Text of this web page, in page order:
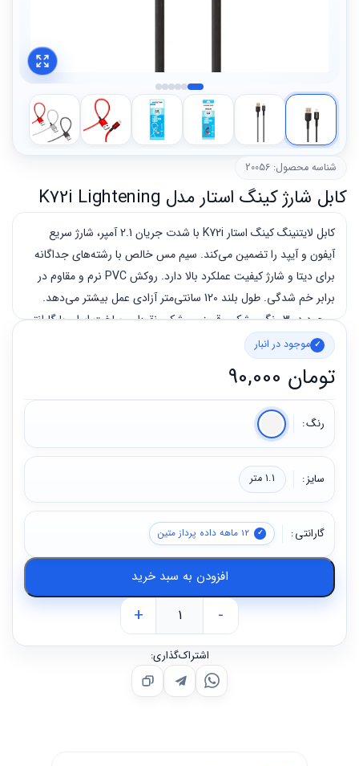
شناسه محصول: 20056
کابل شارژ کینگ استار مدل K72i Lightening
کابل لایتنینگ کینگ استار K72i با شدت جریان 2.1 آمپر، شارژ سریع
آیفون و آیپد را تضمین می‌کند. سیم مس خالص با رشته‌های جداگانه
برای دیتا و شارژ کیفیت عملکرد بالا دارد. روکش PVC نرم و مقاوم در
برابر خم شدگی. طول بلند 120 سانتی‌متر آزادی عمل بیشتر می‌دهد.
موجود در 3 رنگ مشکی، قرمز و مشکی نقره‌ای. ساخت ایران با گارانتی
12 ماهه متین.
تومان
موجود در انبار
رنگ
سایز 1.1 متر
گارانتی 12 ماهه داده پرداز متین
-
+
افزودن به سبد خرید
اشتراک‌گذاری: